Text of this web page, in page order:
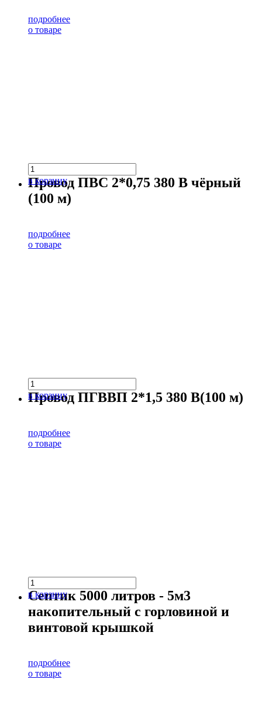
подробнее
о товаре
в корзину
Провод ПВС 2*0,75 380 В чёрный
(100 м)
подробнее
о товаре
в корзину
Провод ПГВВП 2*1,5 380 В(100 м)
подробнее
о товаре
в корзину
Септик 5000 литров - 5м3
накопительный с горловиной и
винтовой крышкой
подробнее
о товаре